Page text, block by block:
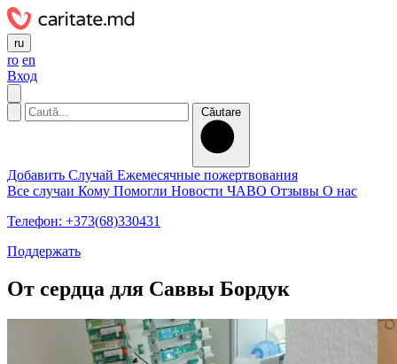
ru
ro en
Вход
Căutare
Добавить Случай Ежемесячные пожертвования
Все случаи Кому Помогли Новости ЧАВО Отзывы О нас
Телефон: +373(68)330431
Поддержать
От сердца для Саввы Бордук